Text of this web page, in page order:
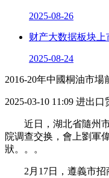
2025-08-26
财产大数据板块上
2025-08-24
2016-20年中國桐油市
2025-03-10 11:09 进出口
近日，湖北省隨州市
院调查交换，會上劉軍
狀。。。
2月17日，遵義市招